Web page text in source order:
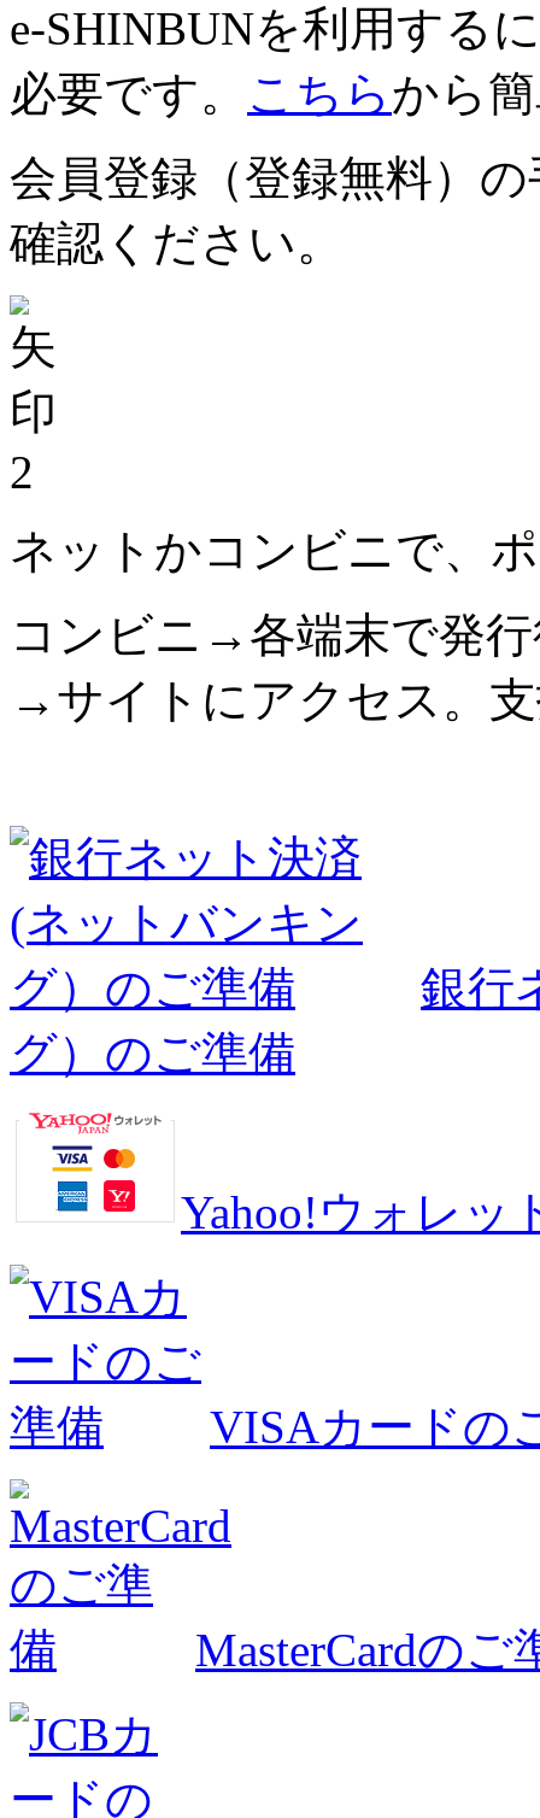
e-SHINBUNを利用する
必要です。 こちらから
会員登録（登録無料）
確認ください。
2
ネットかコンビニで、
コンビニ→各端末で発
→サイトにアクセス。
銀行
グ）のご準備
Yahoo!ウォレッ
VISAカードの
MasterCardのご